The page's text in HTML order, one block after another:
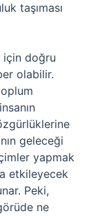
taşıması
için doğru
olabilir.
geleceği
yapmak
etkileyecek
Peki,
ne